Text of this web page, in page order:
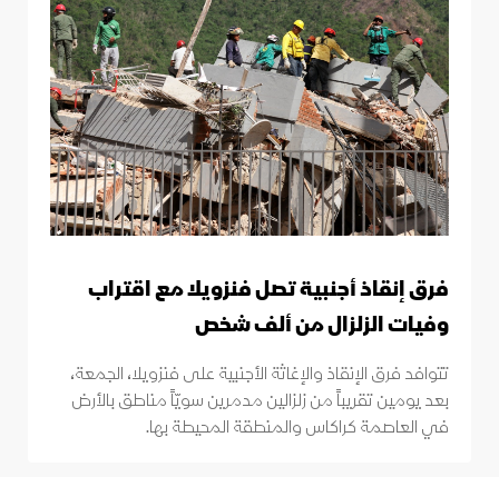
فرق إنقاذ أجنبية تصل فنزويلا مع اقتراب
وفيات الزلزال من ألف شخص
تتوافد فرق الإنقاذ والإغاثة الأجنبية على فنزويلا، الجمعة،
بعد يومين تقريباً من زلزالين مدمرين سويّاً مناطق بالأرض
في العاصمة كراكاس والمنطقة المحيطة بها.